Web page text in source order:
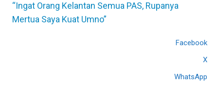
“Ingat Orang Kelantan Semua PAS, Rupanya
Mertua Saya Kuat Umno”
Facebook
X
WhatsApp